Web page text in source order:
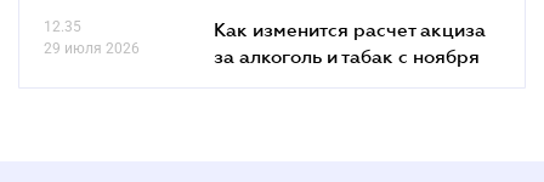
12.35
29 июля 2026
Как изменится расчет акциза
за алкоголь и табак с ноября